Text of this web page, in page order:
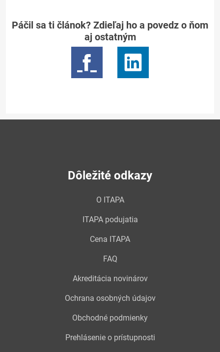
Páčil sa ti článok? Zdieľaj ho a povedz o ňom
aj ostatným
Dôležité odkazy
O ITAPA
ITAPA podujatia
Cena ITAPA
FAQ
Akreditácia novinárov
Ochrana osobných údajov
Obchodné podmienky
Prehlásenie o prístupnosti